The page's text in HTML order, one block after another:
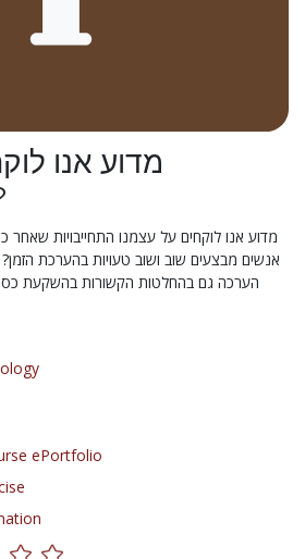
מדוע אנו
מדוע אנו לוקחים על עצמנו התחייבויות שאחר
אנשים מבצעים שוב ושוב טעויות בהערכת
הערכה גם בהחלטות הקשורות בהשקעת
ePortfolio